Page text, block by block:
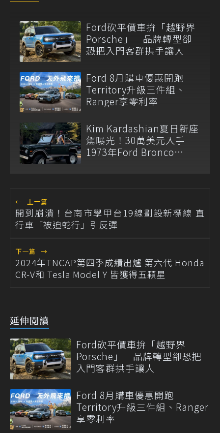
Ford砍平價車拚「越野界
Porsche」 品牌轉型卻
恐把入門客群拱手讓人
Ford 8月購車優惠開跑
Territory升級三件組、
Ranger享零利率
Kim Kardashian夏日新座
駕曝光！30萬美元入手
1973年Ford Bronco
← 上一篇
開到崩潰！台南市學甲台19線劃設新標線 直
行車「被迫蛇行」引反彈
下一篇 →
2024年TNCAP第四季成績出爐 第六代 Honda
CR-V和 Tesla Model Y 皆獲得五顆星
延伸閱讀
Ford砍平價車拚「越野界
Porsche」 品牌轉型卻恐把
入門客群拱手讓人
Ford 8月購車優惠開跑
Territory升級三件組、Ranger
享零利率